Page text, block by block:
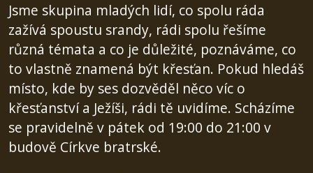
Jsme skupina mladých lidí, co spolu ráda
zažívá spoustu srandy, rádi spolu řešíme
různá témata a co je důležité, poznáváme, co
to vlastně znamená být křesťan. Pokud hledáš
místo, kde by ses dozvěděl něco víc o
křesťanství a Ježíši, rádi tě uvidíme. Scházíme
se pravidelně v pátek od 19:00 do 21:00 v
budově Církve bratrské.